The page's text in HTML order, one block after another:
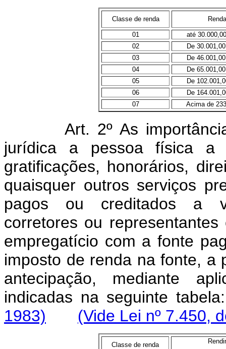
Classe de renda
01
até 30.000,00
02
De 30.001,00
03
De 46.001,00
04
De 65.001,00
05
De
06
De
07
Acima de
Art. 2º As
jurídica a pessoa física a
gratificações, honorários,
quaisquer outros serviços
pagos ou creditados a
corretores ou
empregatício com a fonte
imposto de renda na fonte, a
antecipação, mediante
indicadas na seguinte
1983)
(Vide Lei nº 7.450,
Classe de renda